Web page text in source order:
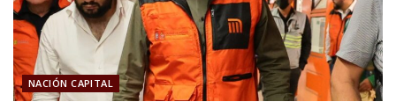
NACIÓN CAPITAL